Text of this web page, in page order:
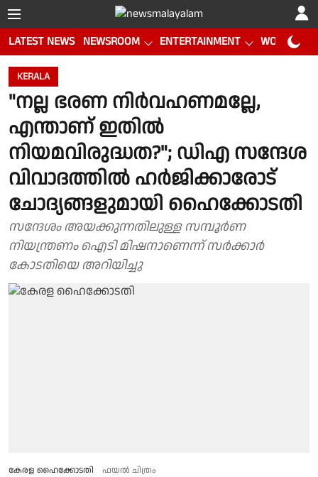
LATEST NEWS NEWSROOM ENTERTAINMENT WORLD CUP
KERALA
"നല്ല ഭരണ നിര്‍വഹണമല്ലേ,
എന്താണ് ഇതിൽ
നിയമവിരുദ്ധത?"; ഡിഎ സന്ദേശ
വിവാദത്തില്‍ ഹര്‍ജിക്കാരോട്
ചോദ്യങ്ങളുമായി ഹൈക്കോടതി
സന്ദേശം അയക്കുന്നതിലുള്ള സമ്പൂര്‍ണ
നിയന്ത്രണം ഐടി മിഷനാണെന്ന് സര്‍ക്കാര്‍
കോടതിയെ അറിയിച്ചു
കേരള ഹൈക്കോടതി ഫയൽ ചിത്രം